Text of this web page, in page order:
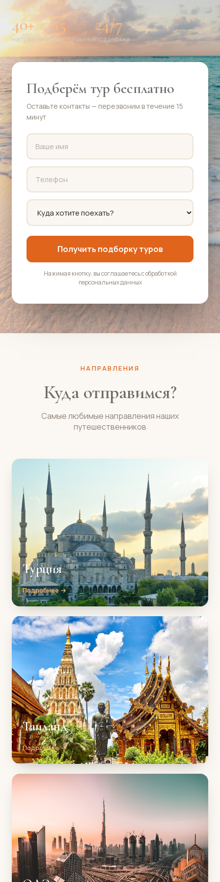
40+
направлений
15
лет на рынке
24/7
поддержка
Подберём тур бесплатно
Оставьте контакты — перезвоним в течение 15
минут
Получить подборку туров
Нажимая кнопку, вы соглашаетесь с обработкой
персональных данных
НАПРАВЛЕНИЯ
Куда отправимся?
Самые любимые направления наших
путешественников
Турция
Подробнее →
Таиланд
Подробнее →